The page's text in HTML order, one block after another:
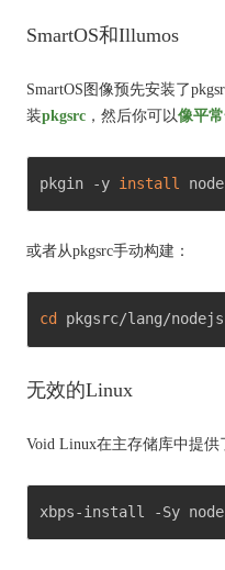
SmartOS和Illumos
SmartOS图像预先安装了
装pkgsrc ，然后你可以像平
pkgin -y install
或者从pkgsrc手动构建：
cd pkgsrc/lang/
无效的Linux
Void Linux在主存储库中提供
xbps-install -Sy